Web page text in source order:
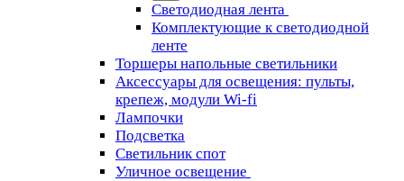
Светодиодная лента
Комплектующие к светодиодной
ленте
Торшеры напольные светильники
Аксессуары для освещения: пульты,
крепеж, модули Wi-fi
Лампочки
Подсветка
Светильник спот
Уличное освещение